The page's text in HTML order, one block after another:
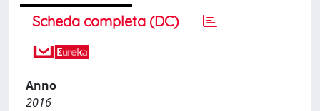
Scheda completa (DC)
Anno
2016